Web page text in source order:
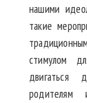
нашими
такие
стимулом
двигаться